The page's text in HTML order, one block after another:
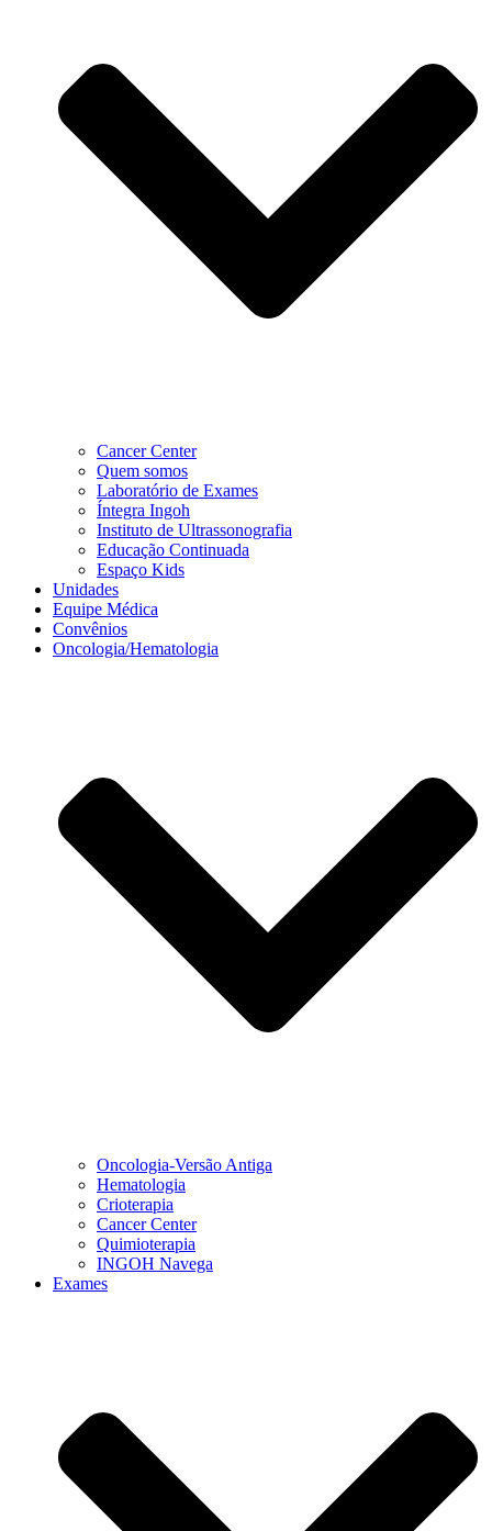
Cancer Center
Quem somos
Laboratório de Exames
Íntegra Ingoh
Instituto de Ultrassonografia
Educação Continuada
Espaço Kids
Unidades
Equipe Médica
Convênios
Oncologia/Hematologia
Oncologia-Versão Antiga
Hematologia
Crioterapia
Cancer Center
Quimioterapia
INGOH Navega
Exames